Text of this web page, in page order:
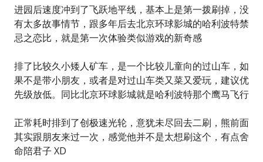
进园后速度冲到了飞跃地平线，基本上是第一拨刷掉，没
有太多故事情节，跟多年后去北京环球影城的哈利波特禁
忌之恋比，就是第一次体验类似游戏的新奇感
排了比较久小矮人矿车，是一个比较儿童向的过山车，如
果不是带小朋友，或者是对过山车类又菜又爱玩，建议优
先级放低。同比北京环球影城就是哈利波特那个鹰马飞行
正常耗时排到了创极速光轮，意犹未尽回去二刷，熊前面
其实跟朋友来过一次，感觉他并不是太想刷这个，有点舍
命陪君子 XD